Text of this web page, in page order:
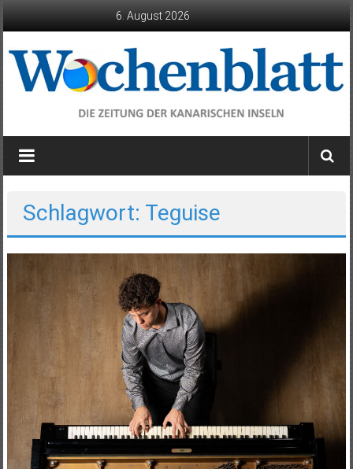
6. August 2026
Wochenblatt
die
Kanarischen
Inseln
Schlagwort: Teguise